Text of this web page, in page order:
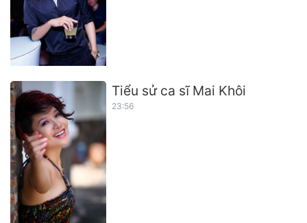
Tiểu sử ca sĩ Mai Khôi
23:56